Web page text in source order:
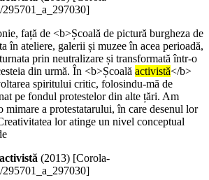
față de <b>Școală de pictură burgheza de
în ateliere, galerii și muzee în acea perioadă,
prin neutralizare și transformată într-o
din urmă. În <b>Școală activistă</b>
spiritului critic, folosindu-mă de
pe fondul protestelor din alte țări. Am
mimare a protestatarului, în care desenul lor
lor atinge un nivel conceptual
(2013) [Corola-